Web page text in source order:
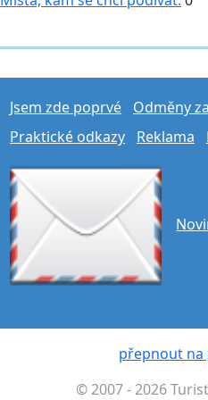
Jsem zde poprvé
Odměny
Praktické odkazy
Reklama
přepnout na
© 2007 - 2026